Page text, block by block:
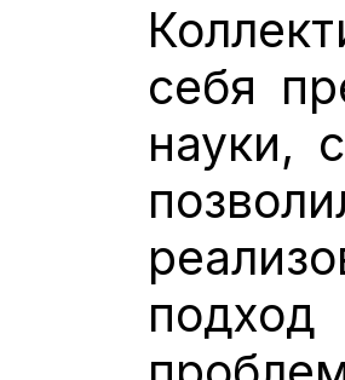
себя
науки,
подход